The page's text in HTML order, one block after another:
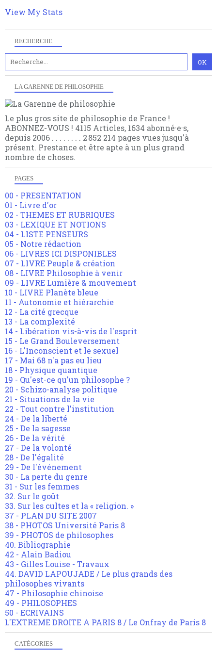
RECHERCHE
LA GARENNE DE PHILOSOPHIE
Le plus gros site de philosophie de France !
ABONNEZ-VOUS ! 4115 Articles, 1634 abonné·e·s,
depuis 2006 . . . . . . . . 2 852 214 pages vues jusqu'à
présent. Prestance et être apte à un plus grand
nombre de choses.
PAGES
00 - PRESENTATION
01 - Livre d'or
02 - THEMES ET RUBRIQUES
03 - LEXIQUE ET NOTIONS
04 - LISTE PENSEURS
05 - Notre rédaction
06 - LIVRES ICI DISPONIBLES
07 - LIVRE Peuple & création
08 - LIVRE Philosophie à venir
09 - LIVRE Lumière & mouvement
10 - LIVRE Planète bleue
11 - Autonomie et hiérarchie
12 - La cité grecque
13 - La complexité
14 - Libération vis-à-vis de l'esprit
15 - Le Grand Bouleversement
16 - L'Inconscient et le sexuel
17 - Mai 68 n'a pas eu lieu
18 - Physique quantique
19 - Qu'est-ce qu'un philosophe ?
20 - Schizo-analyse politique
21 - Situations de la vie
22 - Tout contre l'institution
24 - De la liberté
25 - De la sagesse
26 - De la vérité
27 - De la volonté
28 - De l'égalité
29 - De l'événement
30 - La perte du genre
31 - Sur les femmes
32. Sur le goût
33. Sur les cultes et la « religion. »
37 - PLAN DU SITE 2007
38 - PHOTOS Université Paris 8
39 - PHOTOS de philosophes
40. Bibliographie
42 - Alain Badiou
43 - Gilles Louise - Travaux
44. DAVID LAPOUJADE / Le plus grands des
philosophes vivants
47 - Philosophie chinoise
49 - PHILOSOPHES
50 - ECRIVAINS
L'EXTREME DROITE A PARIS 8 / Le Onfray de Paris 8
CATÉGORIES
articles pour être apte à un plus grand nombre de
View My Stats